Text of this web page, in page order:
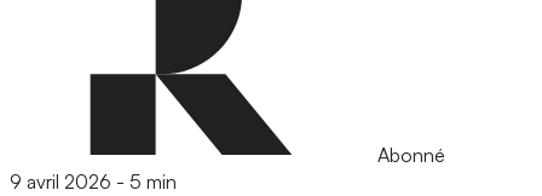
Abonné
9 avril 2026 - 5 min